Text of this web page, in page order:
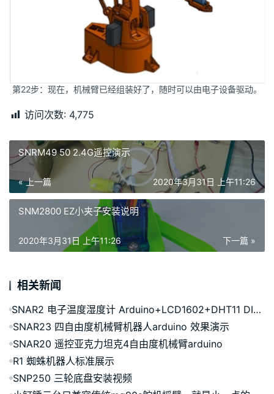
第22步：现在，机械臂已经组装好了，随时可以由电子设备驱动。
访问次数: 4,775
SNRM49 50 2.4G遥控演示
« 上一篇 2020年3月31日 上午11:26
SNM2800 EZ小夹子安装说明
下一篇 »
2020年3月31日 上午11:26
相关新闻
SNAR2 电子温度湿度计 Arduino+LCD1602+DHT11 DIY学习套件创客视频演示
SNAR23 四自由度机械臂机器人arduino 效果演示
SNAR20 遥控亚克力坦克4自由度机械臂arduino
R1 蜘蛛机器人标准展示
SNP250 三轮底盘安装视频